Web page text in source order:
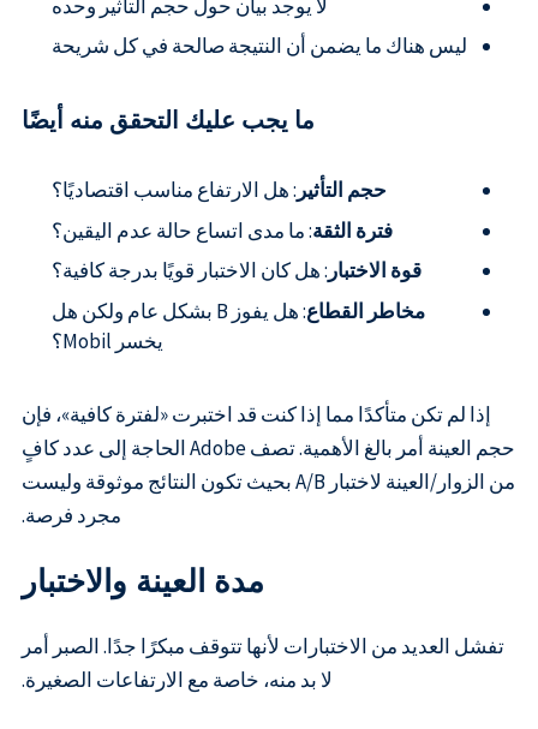
لا يوجد بيان حول حجم التأثير وحده
ليس هناك ما يضمن أن النتيجة صالحة في كل شريحة
ما يجب عليك التحقق منه أيضًا
حجم التأثير : هل الارتفاع مناسب اقتصاديًا؟
فترة الثقة: ما مدى اتساع حالة عدم اليقين؟
قوة الاختبار : هل كان الاختبار قويًا بدرجة كافية؟
مخاطر القطاع
: هل يفوز B بشكل عام ولكن هل
يخسر Mobil؟
إذا لم تكن متأكدًا مما إذا كنت قد اختبرت «لفترة كافية»، فإن
حجم العينة أمر بالغ الأهمية. تصف Adobe الحاجة إلى عدد كافٍ
من الزوار/العينة لاختبار A/B بحيث تكون النتائج موثوقة وليست
مجرد فرصة.
مدة العينة والاختبار
تفشل العديد من الاختبارات لأنها تتوقف مبكرًا جدًا. الصبر أمر
لا بد منه، خاصة مع الارتفاعات الصغيرة.